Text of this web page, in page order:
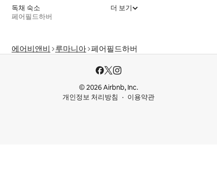
독채 숙소
페어필드하버
더 보기
에어비앤비 루마니아 페어필드하버
© 2026 Airbnb, Inc.
개인정보 처리방침
이용약관